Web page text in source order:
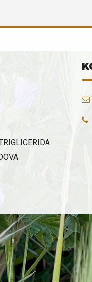
želucu i stomaku
digestivnih
poboljšava
poboljšava
poboljšava rad
protiv pojave
suženja -
arterije,
formiranog
odnosno
trombocita,